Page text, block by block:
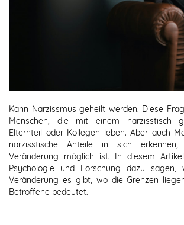
Kann Narzissmus geheilt werden. Diese
Menschen, die mit einem narzisstisch
Elternteil oder Kollegen leben. Aber auch
narzisstische Anteile in sich
Veränderung möglich ist. In diesem
Psychologie und Forschung dazu sagen,
Veränderung es gibt, wo die Grenzen
Betroffene bedeutet.